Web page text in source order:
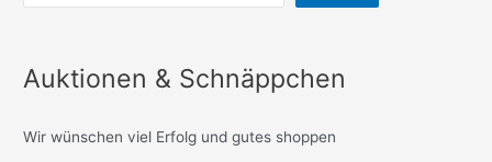
Auktionen & Schnäppchen
Wir wünschen viel Erfolg und gutes shoppen